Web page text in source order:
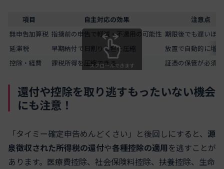
項目 自主対応の効果
注意点
無申告加算税 指摘前の申告で軽減・不適用の可能性 期限後でも遅いほ
延滞税
早期納付で日割り負担を圧縮
放置で自動的に増加
控除・経費
課税所得を圧縮できる 証憑の保管が必須
スクロールできます
還付や控除を取り逃すもったいない機会
にも注意！
「タイミー確定申告めんどくさい」と後回しにすると、 源
泉徴収された所得税の還付や各種控除の適用を逃すことが
あります。医療費控除、社会保険料控除、扶養控除、生命